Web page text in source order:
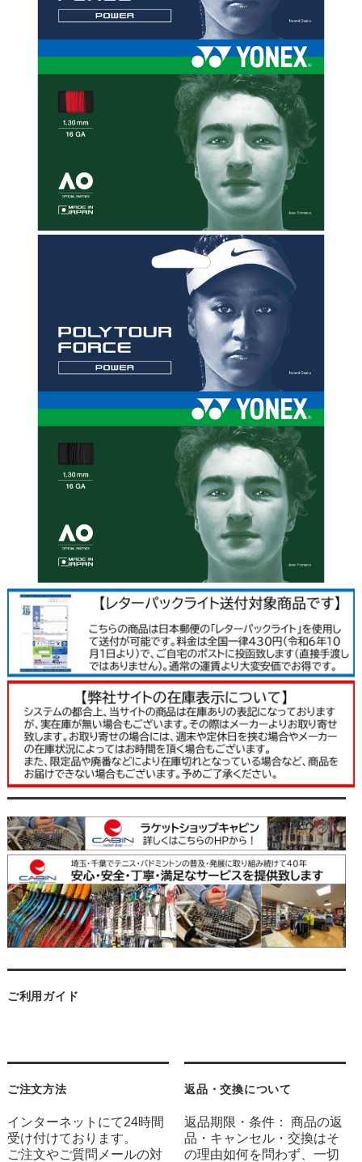
ご利用ガイド
ご注文方法
インターネットにて24時間
受け付けております。
ご注文やご質問メールの対
返品・交換について
返品期限・条件： 商品の返
品・キャンセル・交換はそ
の理由如何を問わず、一切